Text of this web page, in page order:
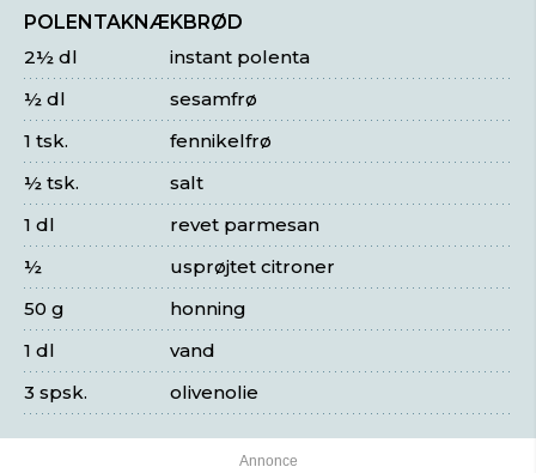
POLENTAKNÆKBRØD
instant polenta
2½ dl
sesamfrø
½ dl
fennikelfrø
1 tsk.
salt
½ tsk.
revet parmesan
1 dl
usprøjtet citroner
½
honning
50 g
vand
1 dl
olivenolie
3 spsk.